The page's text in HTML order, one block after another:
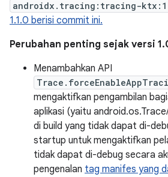
androidx.tracing:tracing-
1.1.0 berisi commit ini.
Perubahan penting sejak versi
Menambahkan API
mengaktifkan pengambilan
aplikasi (yaitu
di build yang tidak dapat di-
startup untuk mengaktifkan
tidak dapat di-debug secara
pengenalan tag manifes yang